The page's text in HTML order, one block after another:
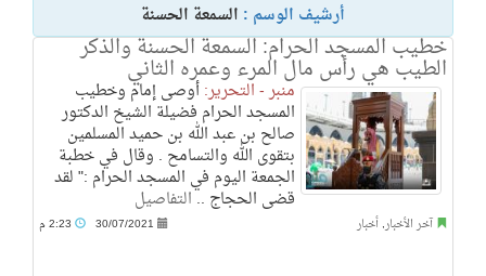
أرشيف الوسم : السمعة الحسنة
خطيب المسجد الحرام: السمعة الحسنة والذكر
الطيب هي رأس مال المرء وعمره الثاني
منبر - التحرير:أوصى إمام وخطيب
المسجد الحرام فضيلة الشيخ الدكتور
صالح بن عبد الله بن حميد المسلمين
بتقوى الله والتسامح . وقال في خطبة
الجمعة اليوم في المسجد الحرام :" لقد
قضى الحجاج ..التفاصيل
آخر الأخبار, أخبار 30/07/2021